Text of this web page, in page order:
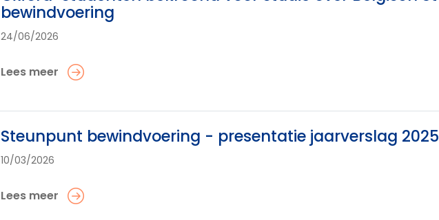
bewindvoering
24/06/2026
Lees meer
Steunpunt bewindvoering - presentatie jaarverslag 2025
10/03/2026
Lees meer